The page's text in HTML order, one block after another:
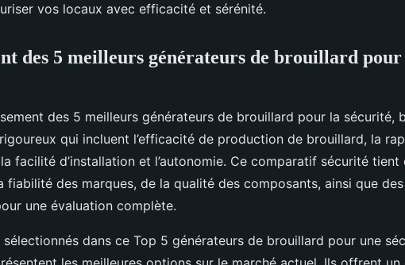
vos locaux avec efficacité et sérénité.
des 5 meilleurs générateurs de brouillard
des 5 meilleurs générateurs de brouillard pour la sécurité,
qui incluent l’efficacité de production de brouillard, la
facilité d’installation et l’autonomie. Ce comparatif sécurité tient
fiabilité des marques, de la qualité des composants, ainsi que
une évaluation complète.
sélectionnés dans ce Top 5 générateurs de brouillard pour une